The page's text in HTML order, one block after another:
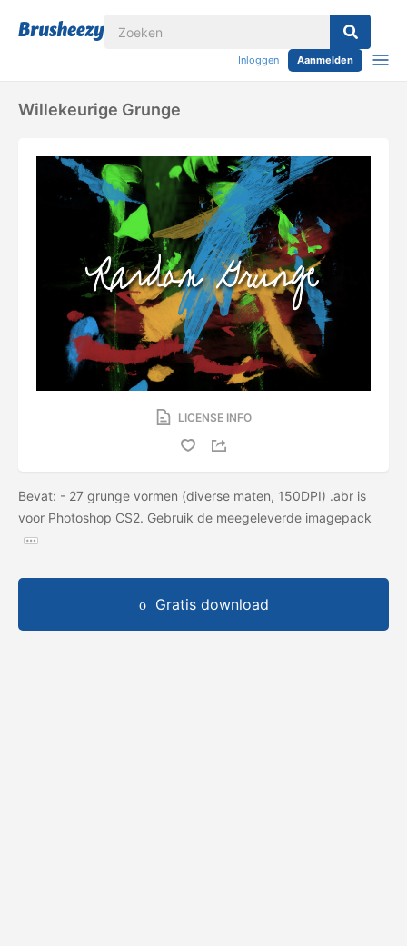
Inloggen Aanmelden
Willekeurige Grunge
LICENSE INFO
Bevat: - 27 grunge vormen (diverse maten, 150DPI) .abr is
voor Photoshop CS2. Gebruik de meegeleverde imagepack
Gratis download